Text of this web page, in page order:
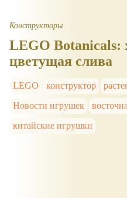
Конструкторы
LEGO Botanicals:
цветущая слива
LEGO конструктор
Новости игрушек
китайские игрушки